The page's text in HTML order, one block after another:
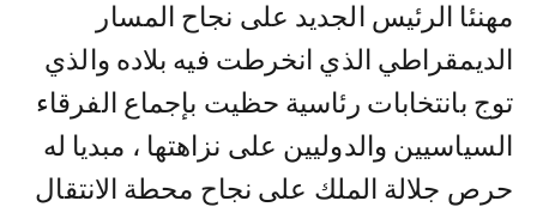
مهنئا الرئيس الجديد على نجاح المسار
الديمقراطي الذي انخرطت فيه بلاده والذي
توج بانتخابات رئاسية حظيت بإجماع الفرقاء
السياسيين والدوليين على نزاهتها ، مبديا له
حرص جلالة الملك على نجاح محطة الانتقال